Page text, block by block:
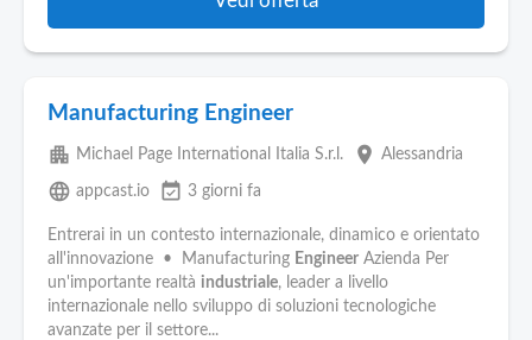
Manufacturing Engineer
apartment Michael Page International Italia S.r.l. place Alessandria
language appcast.io event_available 3 giorni fa
Entrerai in un contesto internazionale, dinamico e orientato
all'innovazione • Manufacturing Engineer Azienda Per
un'importante realtà industriale, leader a livello
internazionale nello sviluppo di soluzioni tecnologiche
avanzate per il settore...